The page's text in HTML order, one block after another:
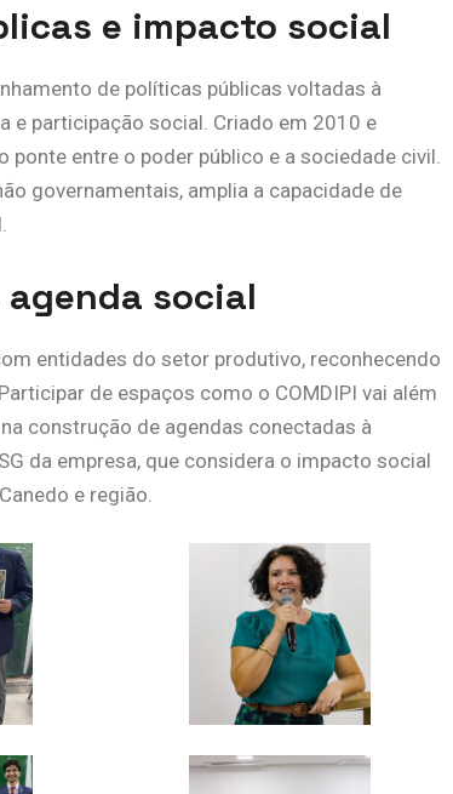
e impacto social
de políticas públicas voltadas à
e participação social. Criado em 2010 e
entre o poder público e a sociedade civil.
governamentais, amplia a capacidade de
social
entidades do setor produtivo, reconhecendo
de espaços como o COMDIPI vai além
construção de agendas conectadas à
da empresa, que considera o impacto social
e região.